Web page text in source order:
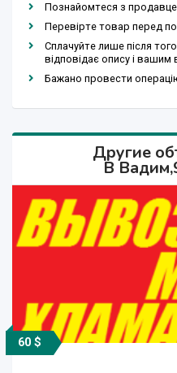
Познайомтеся з
Перевірте товар перед
Сплачуйте лише після
відповідає опису і вашим
Бажано провести
Другие
В
60 $